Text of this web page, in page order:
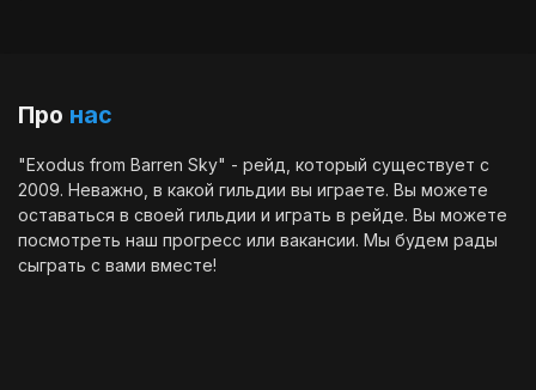
Про нас
"Exodus from Barren Sky" - рейд, который существует с
2009. Неважно, в какой гильдии вы играете. Вы можете
оставаться в своей гильдии и играть в рейде. Вы можете
посмотреть наш прогресс или вакансии. Мы будем рады
сыграть с вами вместе!